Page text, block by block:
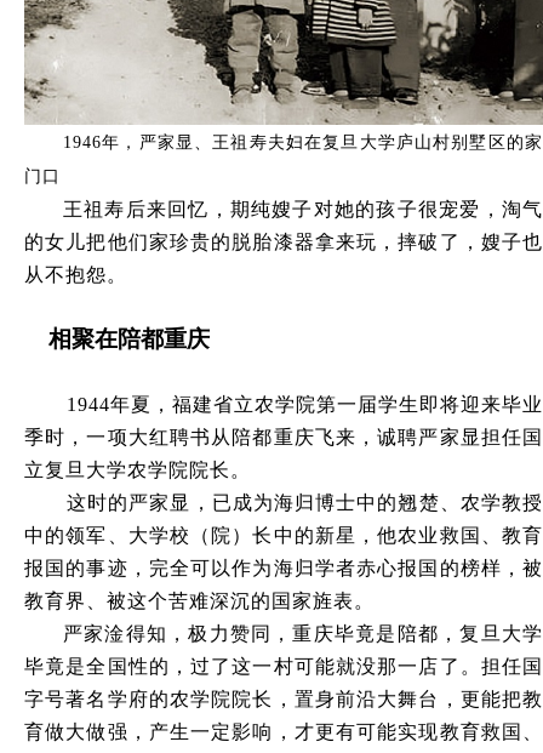
1946年，严家显、王祖寿夫妇在复旦大学庐山村别墅区的家
门口
王祖寿后来回忆，期纯嫂子对她的孩子很宠爱，淘气
的女儿把他们家珍贵的脱胎漆器拿来玩，摔破了，嫂子也
从不抱怨。
相聚在陪都重庆
1944年夏，福建省立农学院第一届学生即将迎来毕业
季时，一项大红聘书从陪都重庆飞来，诚聘严家显担任国
立复旦大学农学院院长。
这时的严家显，已成为海归博士中的翘楚、农学教授
中的领军、大学校（院）长中的新星，他农业救国、教育
报国的事迹，完全可以作为海归学者赤心报国的榜样，被
教育界、被这个苦难深沉的国家旌表。
严家淦得知，极力赞同，重庆毕竟是陪都，复旦大学
毕竟是全国性的，过了这一村可能就没那一店了。担任国
字号著名学府的农学院院长，置身前沿大舞台，更能把教
育做大做强，产生一定影响，才更有可能实现教育救国、